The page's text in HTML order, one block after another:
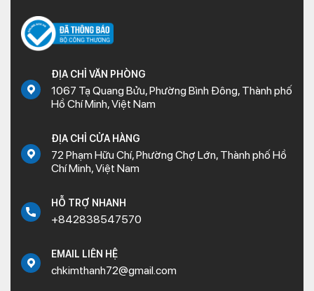
ĐỊA CHỈ VĂN PHÒNG
1067 Tạ Quang Bửu, Phường Bình Đông, Thành phố
Hồ Chí Minh, Việt Nam
ĐỊA CHỈ CỬA HÀNG
72 Phạm Hữu Chí, Phường Chợ Lớn, Thành phố Hồ
Chí Minh, Việt Nam
HỖ TRỢ NHANH
+842838547570
EMAIL LIÊN HỆ
chkimthanh72@gmail.com